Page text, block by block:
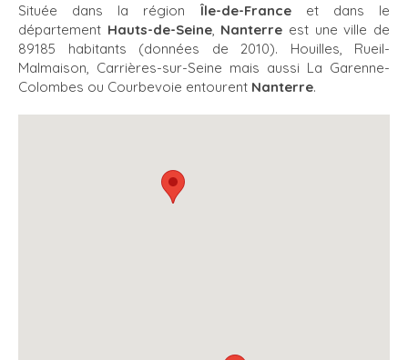
Située dans la région Île-de-Franceet dans le
département Hauts-de-Seine, Nanterre est une ville de
89185 habitants (données de 2010). Houilles, Rueil-
Malmaison, Carrières-sur-Seine mais aussi La Garenne-
Colombes ou Courbevoie entourent Nanterre.